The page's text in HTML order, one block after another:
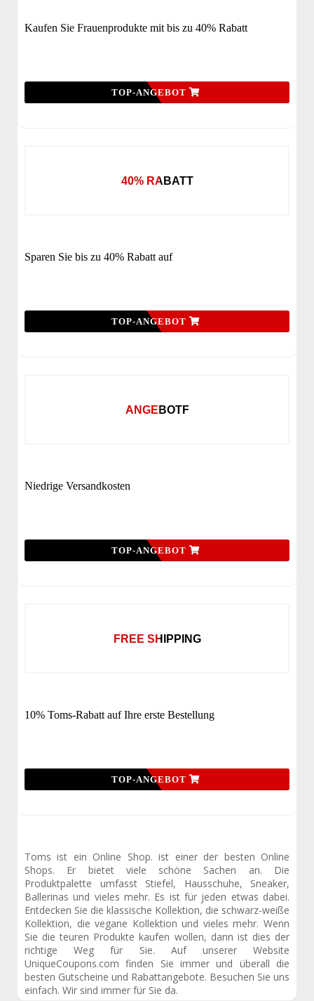
Kaufen Sie Frauenprodukte mit bis zu 40% Rabatt
TOP-ANGEBOT
40% RABATT
Sparen Sie bis zu 40% Rabatt auf
TOP-ANGEBOT
ANGEBOTF
Niedrige Versandkosten
TOP-ANGEBOT
FREE SHIPPING
10% Toms-Rabatt auf Ihre erste Bestellung
TOP-ANGEBOT
Toms ist ein Online Shop. ist einer der besten Online
Shops. Er bietet viele schöne Sachen an. Die
Produktpalette umfasst Stiefel, Hausschuhe, Sneaker,
Ballerinas und vieles mehr. Es ist für jeden etwas dabei.
Entdecken Sie die klassische Kollektion, die schwarz-weiße
Kollektion, die vegane Kollektion und vieles mehr. Wenn
Sie die teuren Produkte kaufen wollen, dann ist dies der
richtige Weg für Sie. Auf unserer Website
UniqueCoupons.com finden Sie immer und überall die
besten Gutscheine und Rabattangebote. Besuchen Sie uns
einfach. Wir sind immer für Sie da.